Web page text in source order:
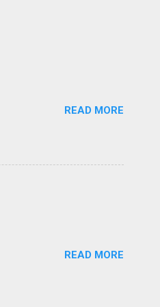
READ MORE
READ MORE